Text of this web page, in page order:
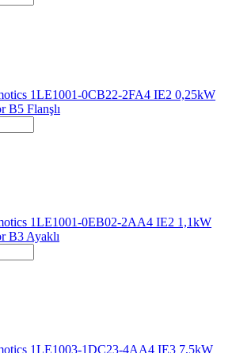
1LE1001-0CB22-2FA4 IE2 0,25kW
B5 Flanşlı
1LE1001-0EB02-2AA4 IE2 1,1kW
B3 Ayaklı
1LE1003-1DC23-4AA4 IE3 7,5kW